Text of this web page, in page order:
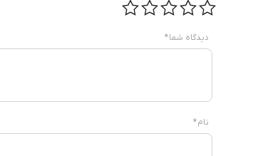
دیدگاه شما*
نام*